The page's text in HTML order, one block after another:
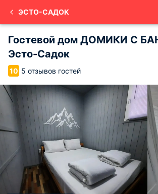
ЭСТО-САДОК
Гостевой дом ДОМИКИ С
Эсто-Садок
10 5 отзывов гостей